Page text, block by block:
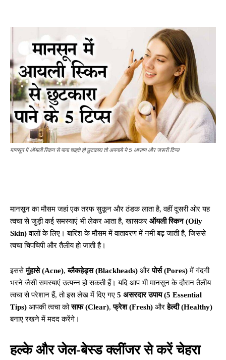
मानसून में ऑयली स्किन से पाना चाहते हो छुटकारा तो अपनाये ये 5 आसान और जरूरी टिप्स
मानसून का मौसम जहां एक तरफ सुकून और ठंडक लाता है, वहीं दूसरी ओर यह
त्वचा से जुड़ी कई समस्याएं भी लेकर आता है, खासकर ऑयली स्किन (Oily
Skin)वालों के लिए। बारिश के मौसम में वातावरण में नमी बढ़ जाती है, जिससे
त्वचा चिपचिपी और तैलीय हो जाती है।
इससेमुंहासे (Acne),ब्लैकहेड्स (Blackheads) औरपोर्स (Pores)में गंदगी
भरने जैसी समस्याएं उत्पन्न हो सकती हैं। यदि आप भी मानसून के दौरान तैलीय
त्वचा से परेशान हैं, तो इस लेख में दिए गए 5 असरदार उपाय (5 Essential
Tips) आपकी त्वचा कोसाफ (Clear),फ्रेश (Fresh) औरहेल्दी (Healthy)
बनाए रखने में मदद करेंगे।
हल्के और जेल-बेस्ड क्लींजर से करें चेहरा